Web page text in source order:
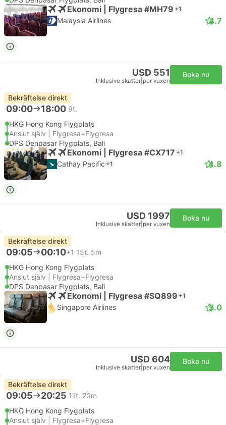
Ekonomi | Flygresa #MH79 +1
Malaysia Airlines 4.7
USD 551
Inklusive skatter per vuxen
Boka nu
Bekräftelse direkt
09:00 18:00 9t.
HKG Hong Kong Flygplats
Anslut själv | Flygresa+Flygresa
DPS Denpasar Flygplats, Bali
Ekonomi | Flygresa #CX717 +1
Cathay Pacific +1 4.8
USD 1997
Inklusive skatter per vuxen
Boka nu
Bekräftelse direkt
09:05 00:10+1 15t. 5m
HKG Hong Kong Flygplats
Anslut själv | Flygresa+Flygresa
DPS Denpasar Flygplats, Bali
Ekonomi | Flygresa #SQ899 +1
Singapore Airlines 5.0
USD 604
Inklusive skatter per vuxen
Boka nu
Bekräftelse direkt
09:05 20:25 11t. 20m
HKG Hong Kong Flygplats
Anslut själv | Flygresa+Flygresa